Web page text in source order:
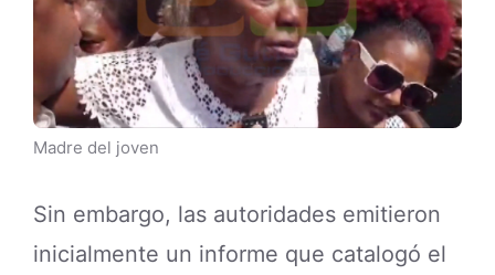
Madre del joven
Sin embargo, las autoridades emitieron
inicialmente un informe que catalogó el